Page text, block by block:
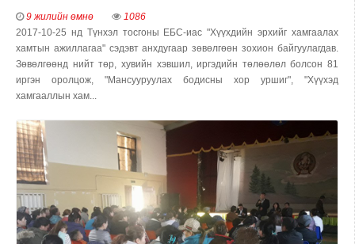
9 жилийн өмнө
1086
2017-10-25 нд Түнхэл тосгоны ЕБС-иас "Хүүхдийн эрхийг хамгаалах
хамтын ажиллагаа" сэдэвт анхдугаар зөвөлгөөн зохион байгуулагдав.
Зөвөлгөөнд нийт төр, хувийн хэвшил, иргэдийн төлөөлөл болсон 81
иргэн оролцож, "Мансууруулах бодисны хор уршиг", "Хүүхэд
хамгааллын хам...